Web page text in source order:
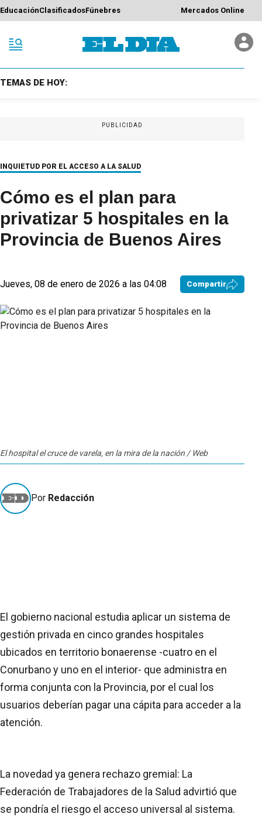
EducaciónClasificadosFúnebres Mercados Online
TEMAS DE HOY:
PUBLICIDAD
INQUIETUD POR EL ACCESO A LA SALUD
Cómo es el plan para
privatizar 5 hospitales en la
Provincia de Buenos Aires
Jueves, 08 de enero de 2026 a las 04:08 Compartir
El hospital el cruce de varela, en la mira de la nación / Web
Por Redacción
El gobierno nacional estudia aplicar un sistema de
gestión privada en cinco grandes hospitales
ubicados en territorio bonaerense -cuatro en el
Conurbano y uno en el interior- que administra en
forma conjunta con la Provincia, por el cual los
usuarios deberían pagar una cápita para acceder a la
atención.
La novedad ya genera rechazo gremial: La
Federación de Trabajadores de la Salud advirtió que
se pondría el riesgo el acceso universal al sistema.